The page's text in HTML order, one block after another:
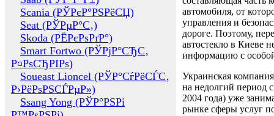
Scania (РЎРєР°РЅРёСЏ)
Seat (РЎРµР°С‚)
Skoda (РЁРєРѕРґР°)
Smart Fortwo (РЎРјР°СЂС‚
Р¤РѕСЂРІРѕ)
Soueast Lioncel (РЎР°СѓРёСЃС‚
Р›РёРѕРЅСЃРµР»)
Ssang Yong (РЎР°РЅРі
автомобиля, от
управления и
дороге. Поэтому,
автостекло в Киеве
информацию с
Украинская
на недолгий период
2004 года) уже
рынке сферы услуг